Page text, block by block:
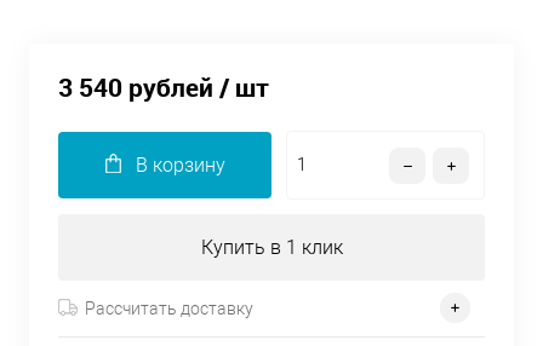
3 540 рублей / шт
В корзину
Купить в 1 клик
Рассчитать доставку